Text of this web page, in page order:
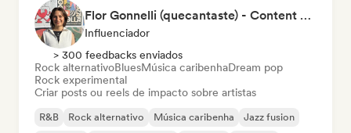
Flor Gonnelli (quecantaste) - Content Creator
Influenciador
> 300 feedbacks enviados
Rock alternativoBluesMúsica caribenhaDream pop
Rock experimental
Criar posts ou reels de impacto sobre artistas
R&B Rock alternativo Música caribenha
Jazz fusion